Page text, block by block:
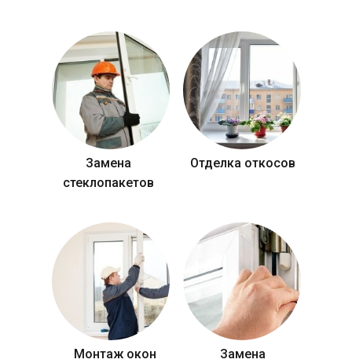
Замена
стеклопакетов
Отделка откосов
Монтаж окон
Замена